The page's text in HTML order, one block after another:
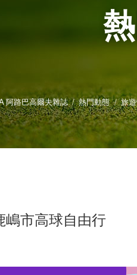
阿路巴高爾夫雜誌 熱門動態 旅
嶋市高球自由行